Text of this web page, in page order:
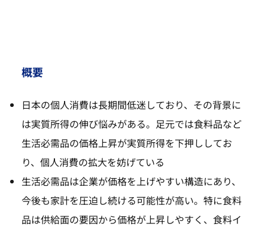
概要
日本の個人消費は長期間低迷しており、その背景に
は実質所得の伸び悩みがある。足元では食料品など
生活必需品の価格上昇が実質所得を下押ししてお
り、個人消費の拡大を妨げている
生活必需品は企業が価格を上げやすい構造にあり、
今後も家計を圧迫し続ける可能性が高い。特に食料
品は供給面の要因から価格が上昇しやすく、食料イ